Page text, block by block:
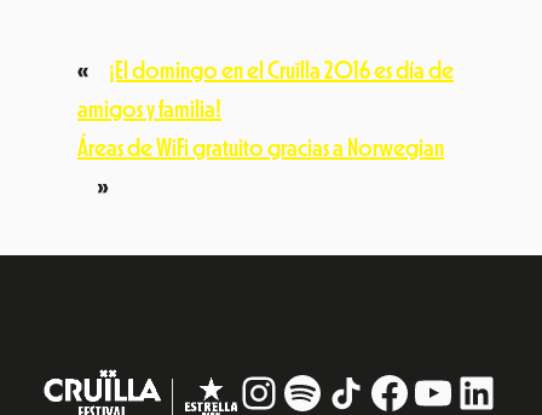
«
¡El domingo en el Cruïlla 2016 es día de
amigos y familia!
Áreas de WiFi gratuito gracias a Norwegian
»
Instagram
# TikTokFacebook